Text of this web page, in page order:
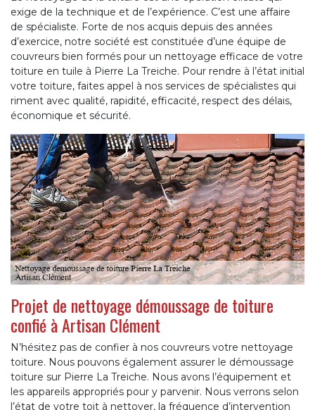
exige de la technique et de l’expérience. C’est une affaire
de spécialiste. Forte de nos acquis depuis des années
d’exercice, notre société est constituée d’une équipe de
couvreurs bien formés pour un nettoyage efficace de votre
toiture en tuile à Pierre La Treiche. Pour rendre à l’état initial
votre toiture, faites appel à nos services de spécialistes qui
riment avec qualité, rapidité, efficacité, respect des délais,
économique et sécurité.
Projet de nettoyage démoussage de toiture
confié à Artisan Clément
N’hésitez pas de confier à nos couvreurs votre nettoyage
toiture. Nous pouvons également assurer le démoussage
toiture sur Pierre La Treiche. Nous avons l’équipement et
les appareils appropriés pour y parvenir. Nous verrons selon
l’état de votre toit à nettoyer, la fréquence d’intervention